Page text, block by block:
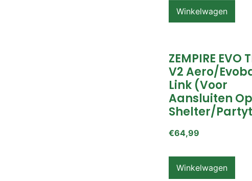
Winkelwagen
ZEMPIRE EVO
V2 Aero/
Link (voor
Aansluiten Op
Shelter/
€64,99
Winkelwagen